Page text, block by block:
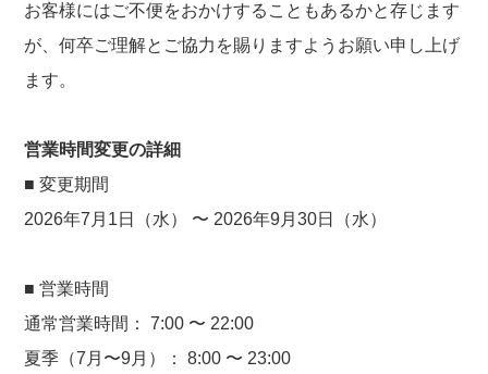
お客様にはご不便をおかけすることもあるかと存じます
が、何卒ご理解とご協力を賜りますようお願い申し上げ
ます。
営業時間変更の詳細
■ 変更期間
2026年7月1日（水） 〜 2026年9月30日（水）
■ 営業時間
通常営業時間： 7:00 〜 22:00
夏季（7月〜9月）： 8:00 〜 23:00